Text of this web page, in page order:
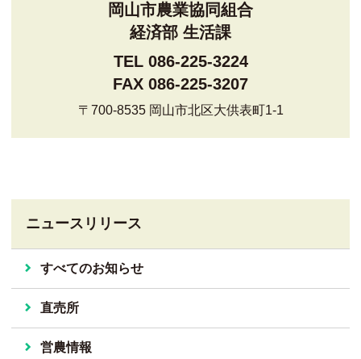
岡山市農業協同組合
経済部 生活課
TEL 086-225-3224
FAX 086-225-3207
〒700-8535 岡山市北区大供表町1-1
ニュースリリース
すべてのお知らせ
直売所
営農情報